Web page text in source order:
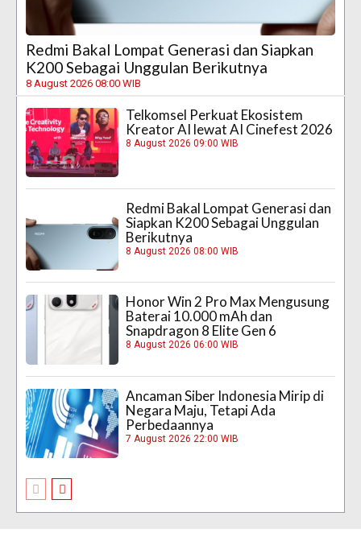
Redmi Bakal Lompat Generasi dan Siapkan
K200 Sebagai Unggulan Berikutnya
8 August 2026 08:00 WIB
Telkomsel Perkuat Ekosistem
Kreator AI lewat AI Cinefest 2026
8 August 2026 09:00 WIB
Redmi Bakal Lompat Generasi dan
Siapkan K200 Sebagai Unggulan
Berikutnya
8 August 2026 08:00 WIB
Honor Win 2 Pro Max Mengusung
Baterai 10.000 mAh dan
Snapdragon 8 Elite Gen 6
8 August 2026 06:00 WIB
Ancaman Siber Indonesia Mirip di
Negara Maju, Tetapi Ada
Perbedaannya
7 August 2026 22:00 WIB